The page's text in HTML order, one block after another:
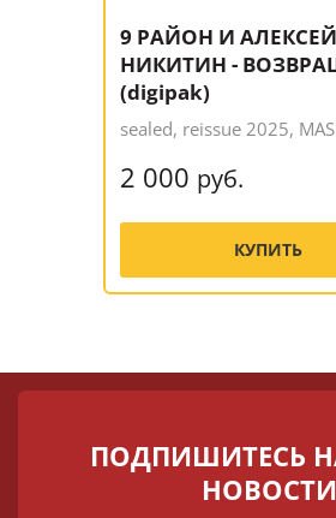
9 РАЙОН И АЛЕКСЕЙ
НИКИТИН -
(digipak)
sealed, reissue 2025,
2 000 руб.
КУПИТЬ
ПОДПИШИТЕСЬ
НОВОСТИ